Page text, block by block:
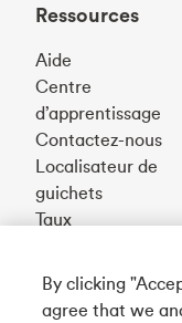
Ressources
Aide
Centre
d’apprentissage
Contactez-nous
Localisateur de
guichets
Taux
Téléchargez
By clicking
agree that we